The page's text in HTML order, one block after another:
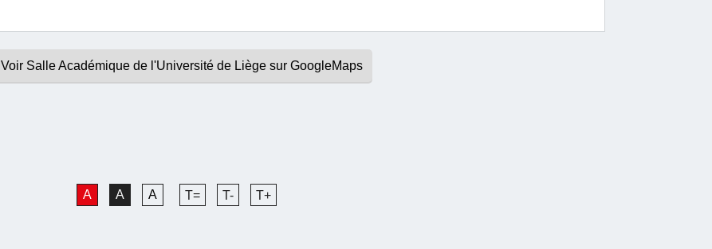
Voir Salle Académique de l'Université de Liège sur GoogleMaps
A A A T= T- T+